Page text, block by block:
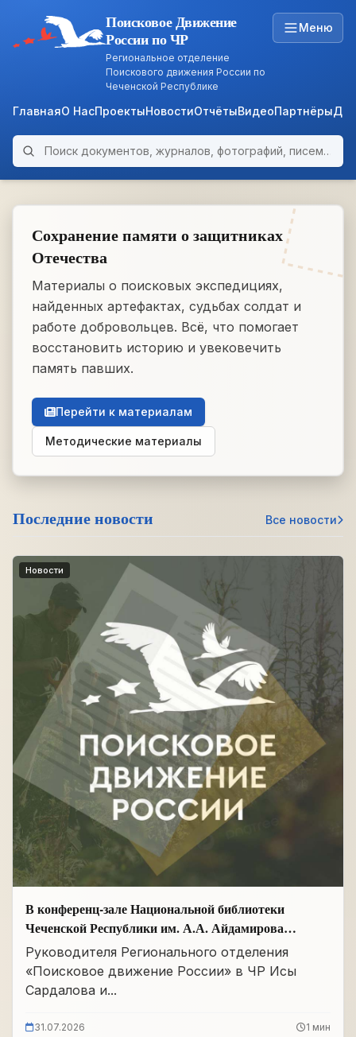
ARCHIVE
Поисковое Движение
России по ЧР
Региональное отделение
Поискового движения России по
Чеченской Республике
Меню
ГлавнаяО НасПроектыНовостиОтчётыВидеоПартнёры
Поиск по архиву
Сохранение памяти о защитниках
Отечества
Материалы о поисковых экспедициях,
найденных артефактах, судьбах солдат и
работе добровольцев. Всё, что помогает
восстановить историю и увековечить
память павших.
Перейти к материалам
Методические материалы
Последние новости Все новости
Новости
В конференц-зале Национальной библиотеки
Чеченской Республики им. А.А. Айдамирова
прошло заседание
Руководителя Регионального отделения
«Поисковое движение России» в ЧР Исы
Сардалова и...
31.07.2026 1 мин